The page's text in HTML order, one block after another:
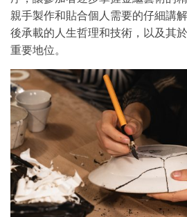
親手製作和貼合個人需要的仔細講
後承載的人生哲理和技術，以及其
重要地位。